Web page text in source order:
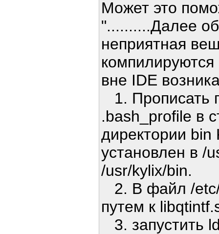
Может это
"..........Далее
неприятная
компилируются
вне IDE
1. Прописать
.bash_profile в
директории
установлен в /
/usr/kylix/bin.
2. В файл /etc/
путем к
3. запустить